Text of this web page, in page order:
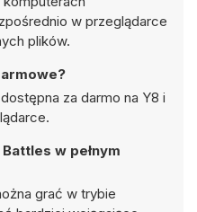
w przeglądarce
plików.
za darmo na Y8 i
w pełnym
grać w trybie